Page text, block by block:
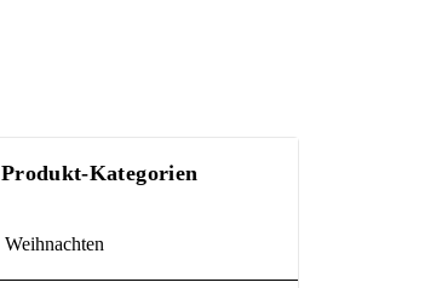
Produkt-Kategorien
Weihnachten